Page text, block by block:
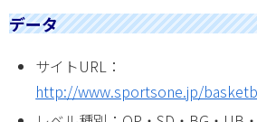
データ
サイトURL：
http://www.sportsone.jp/